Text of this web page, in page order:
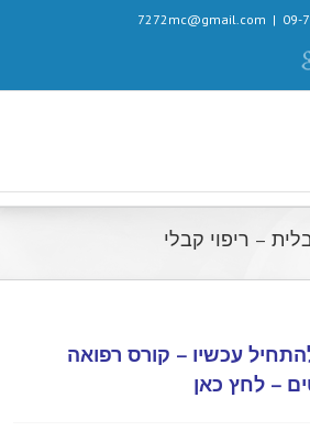
09-
|
7272mc@gmail.com
– ריפוי קבלי
עכשיו – קורס רפואה
– לחץ כאן